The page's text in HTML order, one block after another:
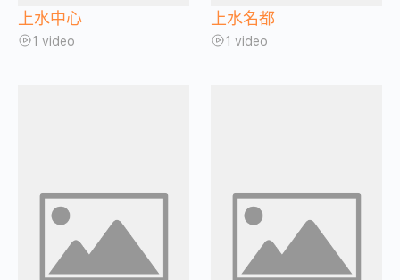
上水中心
1 video
上水名都
1 video